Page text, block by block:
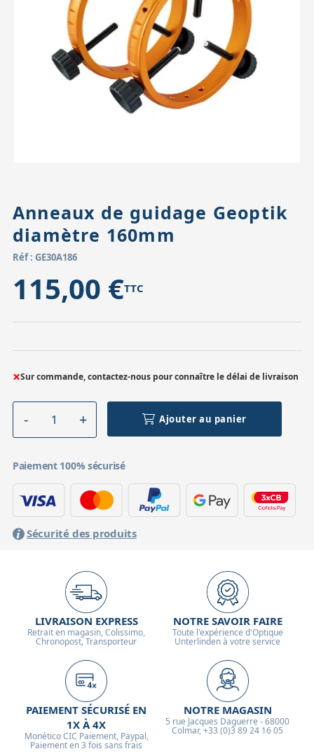
Accessoires pour montures
Têtes
Pièces détachées
Anneaux de guidage Geoptik
diamètre 160mm
Réf : GE30A186
115,00 €TTC
×Sur commande, contactez-nous pour connaître le délai de livraison
Ajouter au panier
Paiement 100% sécurisé
Sécurité des produits
LIVRAISON EXPRESS
Retrait en magasin, Colissimo,
Chronopost, Transporteur
NOTRE SAVOIR FAIRE
Toute l'expérience d'Optique
Unterlinden à votre service
PAIEMENT SÉCURISÉ EN
1X À 4X
Monético CIC Paiement, Paypal,
Paiement en 3 fois sans frais
NOTRE MAGASIN
5 rue Jacques Daguerre - 68000
Colmar, +33 (0)3 89 24 16 05